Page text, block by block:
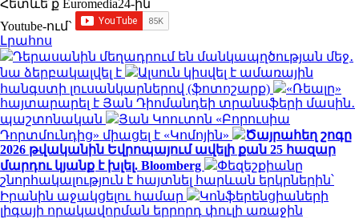
Հետևե՛ք Euromedia24-ին
Youtube-ում`
Լրահոս
Դերասանին մեղադրում են մանկապղծության մեջ․
նա ձերբակալվել է
Ալսուն կիսվել է ամառային
հանգստի լուսանկարներով (ֆոտոշարք)
«Ռեալը»
հայտարարել է Յան Դիոմանդեի տրանսֆերի մասին․
պաշտոնական
Յան Կոուտոն «Բորուսիա
Դորտմունդից» միացել է «Կոմոյին»
Ծայրահեղ շոգը
2026 թվականին Եվրոպայում ավելի քան 25 հազար
մարդու կյանք է խլել. Bloomberg
Փեզեշքիանը
շնորհակալություն է հայտնել հարևան երկրներին՝
Իրանին աջակցելու համար
Կոնֆերենցիաների
լիգայի որակավորման երրորդ փուլի առաջին